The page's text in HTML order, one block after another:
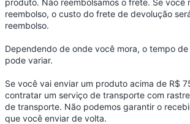
produto. Não reembolsamos o frete. Se você
reembolso, o custo do frete de devolução
reembolso.
Dependendo de onde você mora, o tempo
pode variar.
Se você vai enviar um produto acima de R$
contratar um serviço de transporte com
de transporte. Não podemos garantir o
que você enviar de volta.